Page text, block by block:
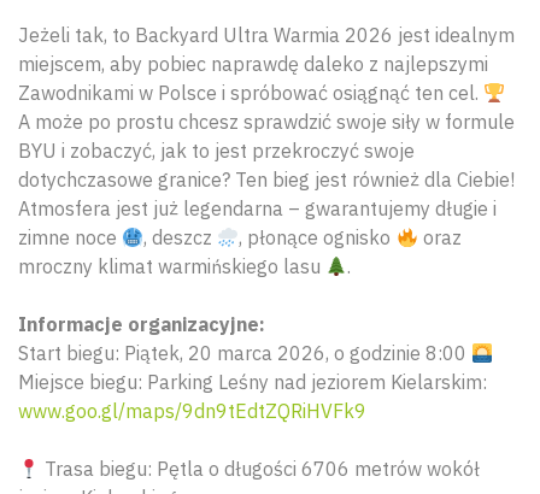
Jeżeli tak, to Backyard Ultra Warmia 2026 jest idealnym
miejscem, aby pobiec naprawdę daleko z najlepszymi
Zawodnikami w Polsce i spróbować osiągnąć ten cel.
A może po prostu chcesz sprawdzić swoje siły w formule
BYU i zobaczyć, jak to jest przekroczyć swoje
dotychczasowe granice? Ten bieg jest również dla Ciebie!
Atmosfera jest już legendarna – gwarantujemy długie i
zimne noce
, deszcz , płonące ognisko
oraz
mroczny klimat warmińskiego lasu
.
Informacje organizacyjne:
Start biegu: Piątek, 20 marca 2026, o godzinie 8:00
Miejsce biegu: Parking Leśny nad jeziorem Kielarskim:
www.goo.gl/maps/9dn9tEdtZQRiHVFk9
Trasa biegu: Pętla o długości 6706 metrów wokół